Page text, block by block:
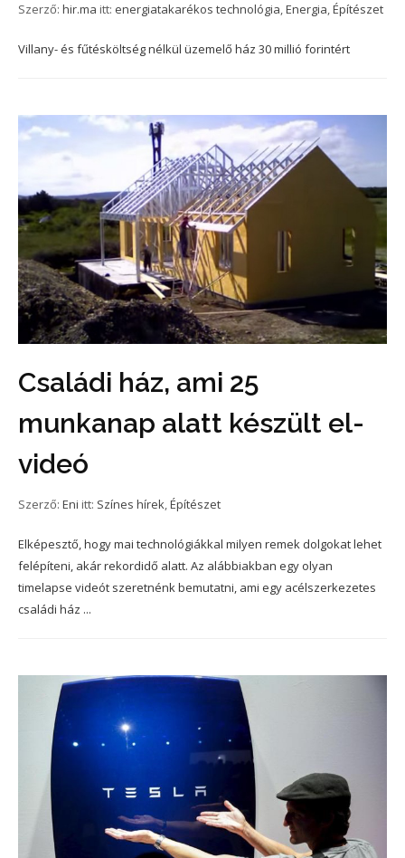
Szerző: hir.ma itt: energiatakarékos technológia,Energia,Építészet
Villany- és fűtésköltség nélkül üzemelő ház 30 millió forintért
Családi ház, ami 25
munkanap alatt készült el-
videó
Szerző: Eni itt: Színes hírek Építészet
Elképesztő, hogy mai technológiákkal milyen remek dolgokat lehet
felépíteni, akár rekordidő alatt. Az alábbiakban egy olyan
timelapse videót szeretnénk bemutatni, ami egy acélszerkezetes
családi ház ...